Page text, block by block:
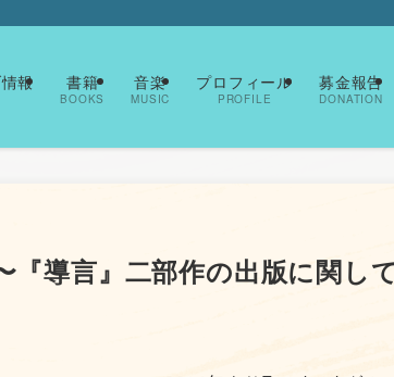
報 書籍
BOOKS
音楽
MUSIC
プロフィール
PROFILE
募金報告
DONATION
『導言』二部作の出版に関し